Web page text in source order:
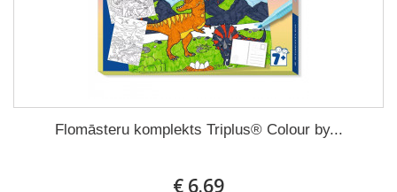
Flomāsteru komplekts Triplus® Colour by...
€ 6.69